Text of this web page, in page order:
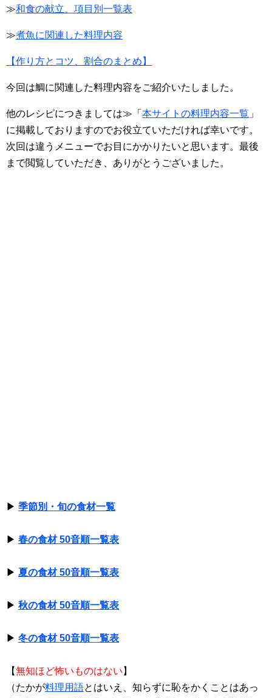
≫和食の献立、項目別一覧表
≫煮魚に関連した料理内容
【作り方とコツ、割合のまとめ】
今回は鯛に関連した料理内容をご紹介いたしました。
他のレシピにつきましては≫「 本サイトの料理内容一覧 」
に掲載しておりますのでお役立ていただければ幸いです。
次回は違うメニューでお目にかかりたいと思います。最後
まで閲覧していただき、ありがとうございました。
▶ 季節別・旬の食材一覧
▶ 春の食材 50音順一覧表
▶ 夏の食材 50音順一覧表
▶ 秋の食材 50音順一覧表
▶ 冬の食材 50音順一覧表
【無知ほど怖いものはない 】
（たかが料理用語とはいえ、知らずに恥をかくことはあっ